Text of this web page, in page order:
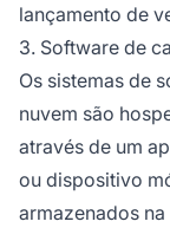
lançamento de
3. Software de
Os sistemas de
nuvem são
através de um
ou dispositivo
armazenados